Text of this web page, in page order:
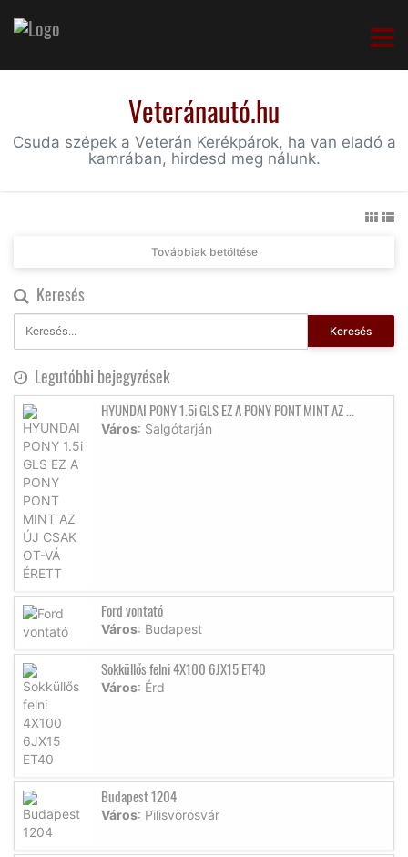
Veteránautó.hu
Csuda szépek a Veterán Kerékpárok, ha van eladó a
kamrában, hirdesd meg nálunk.
Továbbiak betöltése
Keresés
Keresés
Legutóbbi bejegyzések
HYUNDAI PONY 1.5i GLS EZ A PONY PONT MINT AZ ...
Város: Salgótarján
Ford vontató
Város: Budapest
Sokküllős felni 4X100 6JX15 ET40
Város: Érd
Budapest 1204
Város: Pilisvörösvár